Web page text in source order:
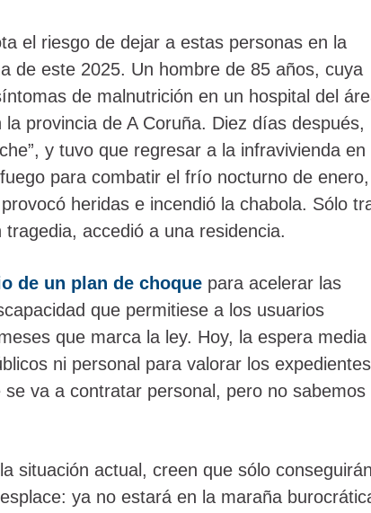
el riesgo de dejar a estas personas en la
de este 2025. Un hombre de 85 años, cuya
de malnutrición en un hospital del
provincia de A Coruña. Diez días después,
y tuvo que regresar a la infravivienda en
para combatir el frío nocturno de enero,
heridas e incendió la chabola. Sólo
accedió a una residencia.
de un plan de choque para acelerar las
que permitiese a los usuarios
que marca la ley. Hoy, la espera media
ni personal para valorar los
va a contratar personal, pero no sabemos
situación actual, creen que sólo conseguirán
ya no estará en la maraña